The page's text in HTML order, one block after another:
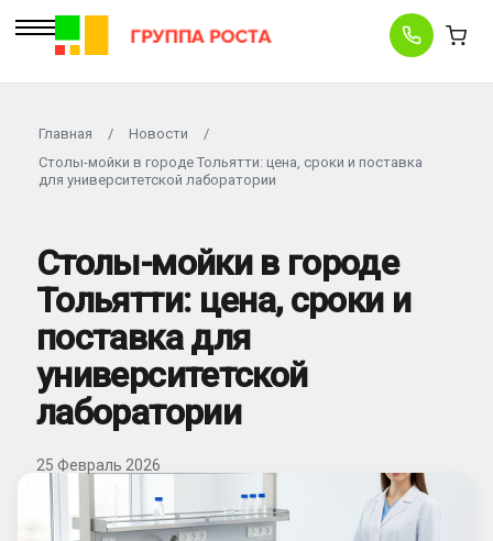
Главная / Новости
/
Cтолы-мойки в городе Тольятти: цена, сроки и поставка
для университетской лаборатории
Cтолы-мойки в городе
Тольятти: цена, сроки и
поставка для
университетской
лаборатории
25 Февраль 2026